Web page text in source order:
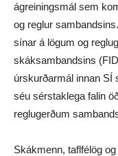
ágreiningsmál sem
og reglur
sínar á lögum og
skáksambandsins
úrskurðarmál innan SÍ
séu sérstaklega falin
reglugerðum
Skákmenn, taflfélög